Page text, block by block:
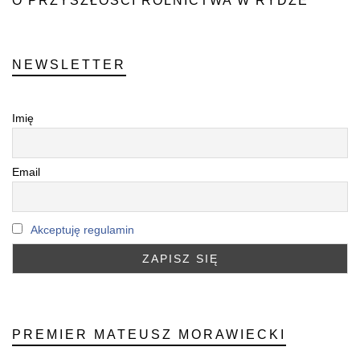
NEWSLETTER
Imię
Email
Akceptuję regulamin
PREMIER MATEUSZ MORAWIECKI